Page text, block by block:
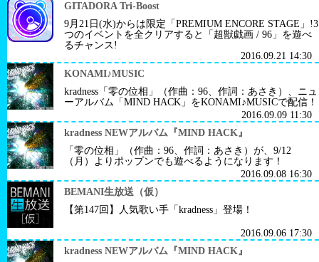
GITADORA Tri-Boost
9月21日(水)からは限定「PREMIUM ENCORE STAGE」!3
つのイベントを全クリアすると「超獣戯画 / 96」を遊べ
るチャンス!
2016.09.21 14:30
KONAMI♪MUSIC
kradness「零の位相」（作曲：96、作詞：あさき）、ニュ
ーアルバム「MIND HACK」をKONAMI♪MUSICで配信！
2016.09.09 11:30
kradness NEWアルバム『MIND HACK』
「零の位相」（作曲：96、作詞：あさき）が、9/12
（月）よりポップンでも遊べるようになります！
2016.09.08 16:30
BEMANI生放送（仮）
【第147回】人気歌い手「kradness」登場！
2016.09.06 17:30
kradness NEWアルバム『MIND HACK』